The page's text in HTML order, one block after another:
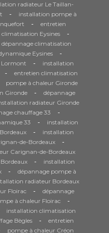
radiateur Le Taillan-
-
installation pompe à
-
entretien
climatisation Eysines -
dépannage climatisation
Eysines -
Lormont -
installation
-
entretien climatisation
pompe à chaleur Gironde
Gironde -
dépannage
radiateur Gironde
chauffage 33 -
33 -
installation
-
installation
de-Bordeaux -
Carignan-de-Bordeaux
-
installation
-
dépannage pompe à
radiateur Bordeaux
Floirac -
dépannage
à chaleur Floirac -
installation climatisation
Bègles -
entretien
pompe à chaleur Créon